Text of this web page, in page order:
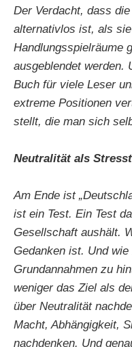
Der Verdacht, dass
alternativlos ist, als
Handlungsspielräume
ausgeblendet werden.
Buch für viele Leser
extreme Positionen
stellt, die man sich
Neutralität als
Am Ende ist
ist ein Test. Ein Test
Gesellschaft aushält.
Gedanken ist. Und
Grundannahmen zu
weniger das Ziel als
über Neutralität
Macht, Abhängigkeit,
nachdenken. Und